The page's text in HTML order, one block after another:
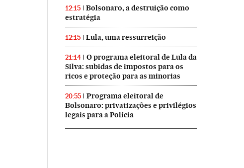
12:15
Bolsonaro, a destruição como
estratégia
12:15 Lula, uma ressurreição
21:14
O programa eleitoral de Lula da
Silva: subidas de impostos para os
ricos e proteção para as minorias
20:55
Programa eleitoral de
Bolsonaro: privatizações e privilégios
legais para a Polícia